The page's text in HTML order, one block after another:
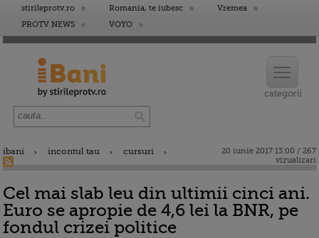
stirileprotv.ro Romania, te iubesc
Vremea
PROTV NEWS
VOYO
ibani incontul tau cursuri
20 iunie 2017 13:00 / 267
vizualizari
Cel mai slab leu din ultimii cinci ani.
Euro se apropie de 4,6 lei la BNR, pe
fondul crizei politice